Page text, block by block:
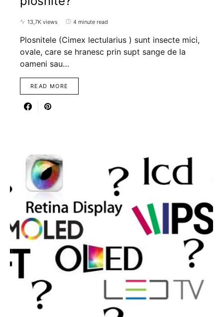
13,7K views 4 minute read
Plosnitele (Cimex lectularius ) sunt insecte mici,
ovale, care se hranesc prin supt sange de la
oameni sau…
READ MORE